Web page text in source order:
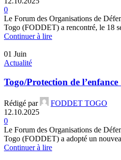
0
Le Forum des Organisations de
Togo (FODDET) a rencontré, le 18
Continuer à lire
01 Juin
Actualité
Togo/Protection de
Rédigé par
FODDET TOGO
12.10.2025
0
Le Forum des Organisations de
Togo (FODDET) a adopté un
Continuer à lire